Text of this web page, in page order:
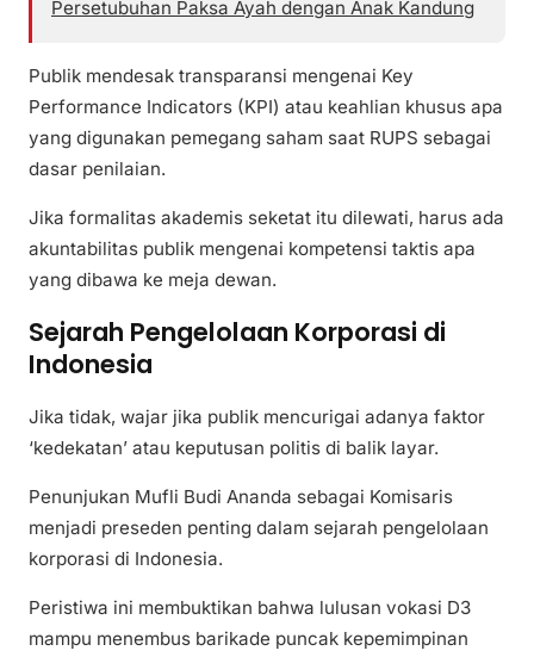
Persetubuhan Paksa Ayah dengan Anak Kandung
Publik mendesak transparansi mengenai Key
Performance Indicators (KPI) atau keahlian khusus apa
yang digunakan pemegang saham saat RUPS sebagai
dasar penilaian.
Jika formalitas akademis seketat itu dilewati, harus ada
akuntabilitas publik mengenai kompetensi taktis apa
yang dibawa ke meja dewan.
Sejarah Pengelolaan Korporasi di
Indonesia
Jika tidak, wajar jika publik mencurigai adanya faktor
‘kedekatan’ atau keputusan politis di balik layar.
Penunjukan Mufli Budi Ananda sebagai Komisaris
menjadi preseden penting dalam sejarah pengelolaan
korporasi di Indonesia.
Peristiwa ini membuktikan bahwa lulusan vokasi D3
mampu menembus barikade puncak kepemimpinan